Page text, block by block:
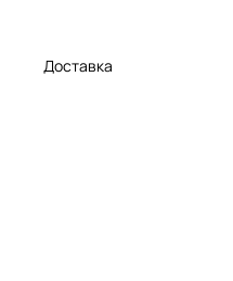
Доставка